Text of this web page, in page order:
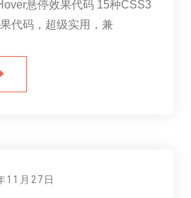
悬停效果代码 15种CSS3
代码，超级实用，兼
11月27日